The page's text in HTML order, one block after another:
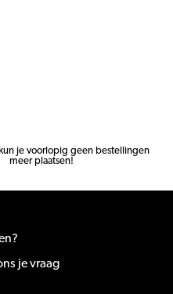
je voorlopig geen bestellingen
meer plaatsen!
je vraag